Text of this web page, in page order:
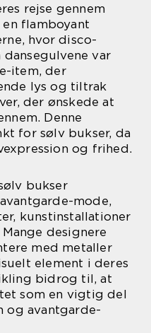
rejse gennem
flamboyant
hvor disco-
var
item, der
lys og tiltrak
der ønskede at
Denne
for sølv bukser, da
og frihed.
bukser
mode,
kunstinstallationer
designere
med metaller
element i deres
bidrog til, at
som en vigtig del
og avantgarde-